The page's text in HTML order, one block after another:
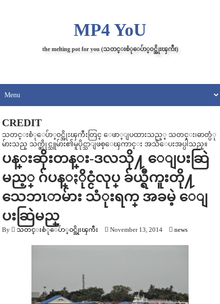
MP4 YoU
the melting pot for you (သတင္းစံုေပ်ာ္၀င္အိုးၾကီး)
CREDIT
သတင္းစံုေပ်ာ္၀င္အိုးၾကီးတြင္ ေဖာ္ျပထားသည့္ သတင္း၊ဓာတ္ပံု
မ်ားသည္ သက္ဆိုင္သူမ်ား၏မူပိုင္သာျဖစ္ေၾကာင္း အသိေပးအပ္ပါသည္။
ပန္းဆိုးတန္း-ဒလသို႔ ေျပးဆြဲ
မည့္ ဂ်ပန္ႏိုင္ငံလုပ္ ခ်ယ္ရီကူးတို႔
သေဘၤာမ်ား သံုးရက္ အခမဲ့ ေျ
ပးဆြဲမည္
By သတင္းစံုေပ်ာ္၀င္အိုးၾကီး November 13, 2014 news